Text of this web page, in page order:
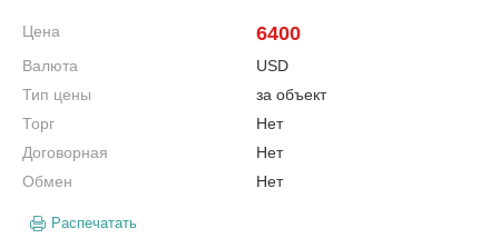
Цена 6400
Валюта
USD
Тип цены
за объект
Торг
Нет
Договорная
Нет
Обмен
Нет
Распечатать